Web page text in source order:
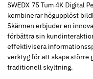
SWEDX 75 Tum 4K Digital
kombinerar högupplöst
Skärmen erbjuder en
förbättra sin
effektivisera
verktyg för att skapa större
traditionell skyltning.